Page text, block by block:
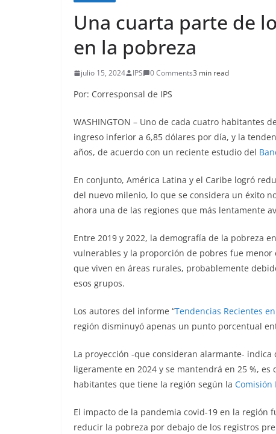
Una cuarta parte de
en la pobreza
julio 15, 2024 IPS 0 Comments3 min read
Por: Corresponsal de IPS
WASHINGTON – Uno de cada cuatro habitantes
ingreso inferior a 6,85 dólares por día, y la
años, de acuerdo con un reciente estudio del
En conjunto, América Latina y el Caribe logró
del nuevo milenio, lo que se considera un éxito
ahora una de las regiones que más lentamente
Entre 2019 y 2022, la demografía de la pobreza
vulnerables y la proporción de pobres fue
que viven en áreas rurales, probablemente
esos grupos.
Los autores del informe “Tendencias Recientes
región disminuyó apenas un punto porcentual
La proyección -que consideran alarmante-
ligeramente en 2024 y se mantendrá en 25 %,
habitantes que tiene la región según la Comisión
El impacto de la pandemia covid-19 en la
reducir la pobreza por debajo de los registros